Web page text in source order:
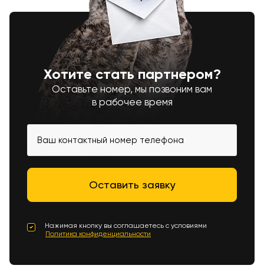
Хотите стать партнером?
Оставьте номер, мы позвоним вам
в рабочее время
Нажимая кнопку вы соглашаетесь с условиями
Политика конфиденциальности